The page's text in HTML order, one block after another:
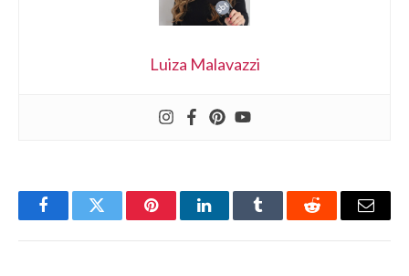
Luiza Malavazzi
FacebookTwitter PinterestLinkedInTumblr Reddit Email